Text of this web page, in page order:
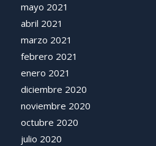
mayo 2021
abril 2021
marzo 2021
febrero 2021
enero 2021
diciembre 2020
noviembre 2020
octubre 2020
julio 2020